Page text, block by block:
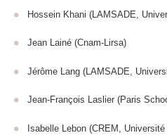
Hossein Khani (LAMSADE,
Jean Lainé (Cnam-Lirsa)
Jérôme Lang (LAMSADE,
Jean-François Laslier (Paris
Isabelle Lebon (CREM,